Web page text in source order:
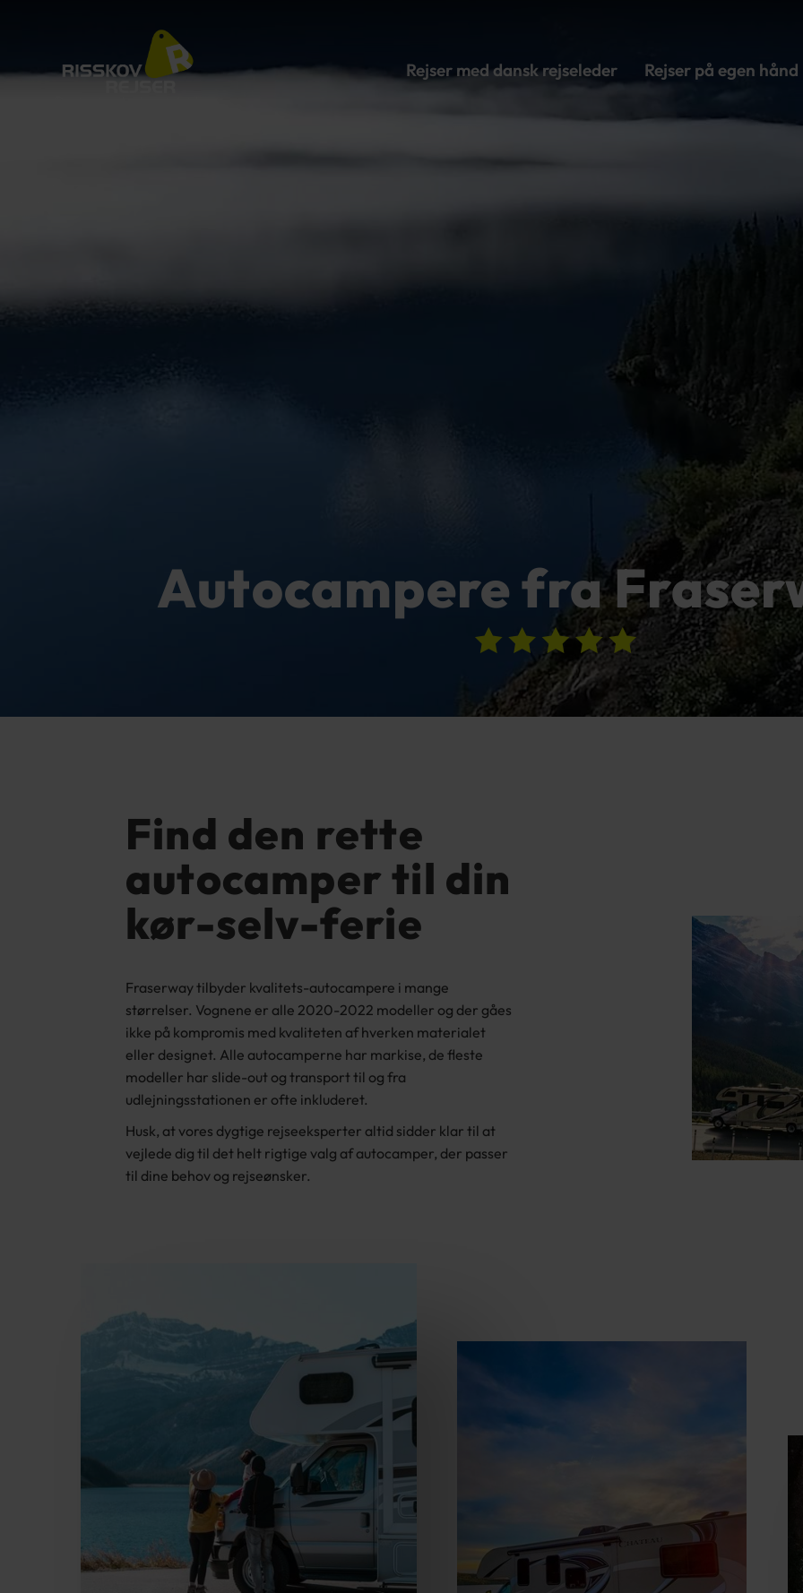
Rejser med dansk rejseleder Rejser på egen hånd
Autocampere fra
Find den rette
autocamper til din
kør-selv-ferie
Fraserway tilbyder kvalitets-autocampere i mange
størrelser. Vognene er alle 2020-2022 modeller og der gåes
ikke på kompromis med kvaliteten af hverken materialet
eller designet. Alle autocamperne har markise, de fleste
modeller har slide-out og transport til og fra
udlejningsstationen er ofte inkluderet.
Husk, at vores dygtige rejseeksperter altid sidder klar til at
vejlede dig til det helt rigtige valg af autocamper, der passer
til dine behov og rejseønsker.